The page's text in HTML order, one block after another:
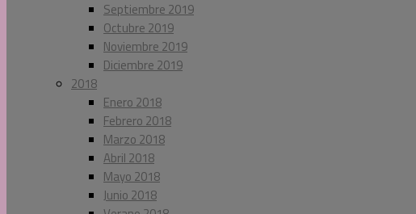
Septiembre 2019
Octubre 2019
Noviembre 2019
Diciembre 2019
2018
Enero 2018
Febrero 2018
Marzo 2018
Abril 2018
Mayo 2018
Junio 2018